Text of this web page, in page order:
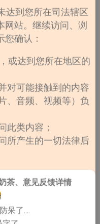
美了：
没有好好休息。
多了一点”。
低声说话，
了（你懂的）。
是你忘了。”
真的很深情。
看下去的类型。
达到您所在司法辖区
网站。继续访问、浏
确认：
或达到您所在地区的
对可能接触到的内容
、音频、视频等）负
此类内容；
所产生的一切法律后
茶、意见反馈详情
呆了....